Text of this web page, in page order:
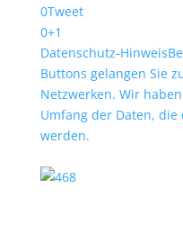
0Tweet
0+1
Datenschutz-Hinweis
Buttons gelangen Sie
Netzwerken. Wir
Umfang der Daten,
werden.